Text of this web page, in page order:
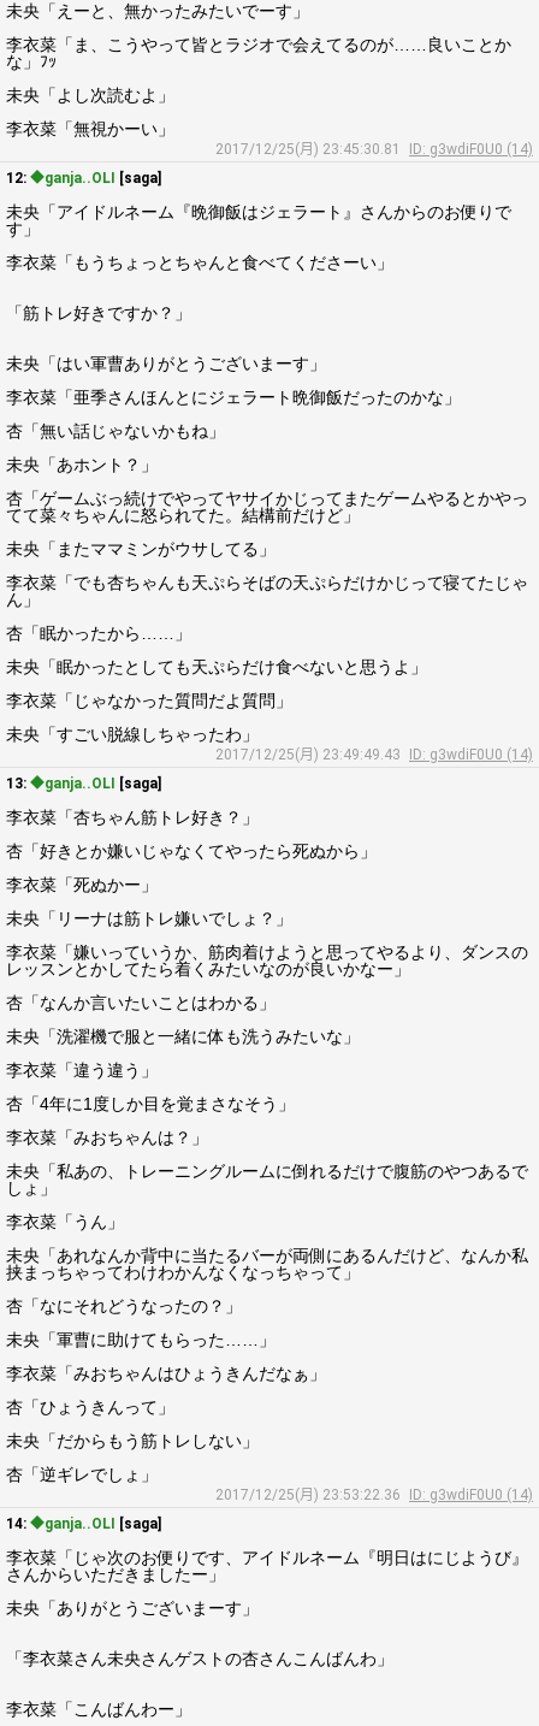
未央「えーと、無かったみたいでーす」
李衣菜「ま、こうやって皆とラジオで会えてるのが……良いことか
な」ﾌｯ
未央「よし次読むよ」
李衣菜「無視かーい」
2017/12/25(月) 23:45:30.81
ID: g3wdiF0U0 (14)
12: ◆ganja..OLI [saga]
未央「アイドルネーム『晩御飯はジェラート』さんからのお便りで
す」
李衣菜「もうちょっとちゃんと食べてくださーい」
「筋トレ好きですか？」
未央「はい軍曹ありがとうございまーす」
李衣菜「亜季さんほんとにジェラート晩御飯だったのかな」
杏「無い話じゃないかもね」
未央「あホント？」
杏「ゲームぶっ続けでやってヤサイかじってまたゲームやるとかやっ
てて菜々ちゃんに怒られてた。結構前だけど」
未央「またママミンがウサしてる」
李衣菜「でも杏ちゃんも天ぷらそばの天ぷらだけかじって寝てたじゃ
ん」
杏「眠かったから……」
未央「眠かったとしても天ぷらだけ食べないと思うよ」
李衣菜「じゃなかった質問だよ質問」
未央「すごい脱線しちゃったわ」
2017/12/25(月) 23:49:49.43
ID: g3wdiF0U0 (14)
13: ◆ganja..OLI [saga]
李衣菜「杏ちゃん筋トレ好き？」
杏「好きとか嫌いじゃなくてやったら死ぬから」
李衣菜「死ぬかー」
未央「リーナは筋トレ嫌いでしょ？」
李衣菜「嫌いっていうか、筋肉着けようと思ってやるより、ダンスの
レッスンとかしてたら着くみたいなのが良いかなー」
杏「なんか言いたいことはわかる」
未央「洗濯機で服と一緒に体も洗うみたいな」
李衣菜「違う違う」
杏「4年に1度しか目を覚まさなそう」
李衣菜「みおちゃんは？」
未央「私あの、トレーニングルームに倒れるだけで腹筋のやつあるで
しょ」
李衣菜「うん」
未央「あれなんか背中に当たるバーが両側にあるんだけど、なんか私
挟まっちゃってわけわかんなくなっちゃって」
杏「なにそれどうなったの？」
未央「軍曹に助けてもらった……」
李衣菜「みおちゃんはひょうきんだなぁ」
杏「ひょうきんって」
未央「だからもう筋トレしない」
杏「逆ギレでしょ」
2017/12/25(月) 23:53:22.36
ID: g3wdiF0U0 (14)
14: ◆ganja..OLI [saga]
李衣菜「じゃ次のお便りです、アイドルネーム『明日はにじようび』
さんからいただきましたー」
未央「ありがとうございまーす」
「李衣菜さん未央さんゲストの杏さんこんばんわ」
李衣菜「こんばんわー」